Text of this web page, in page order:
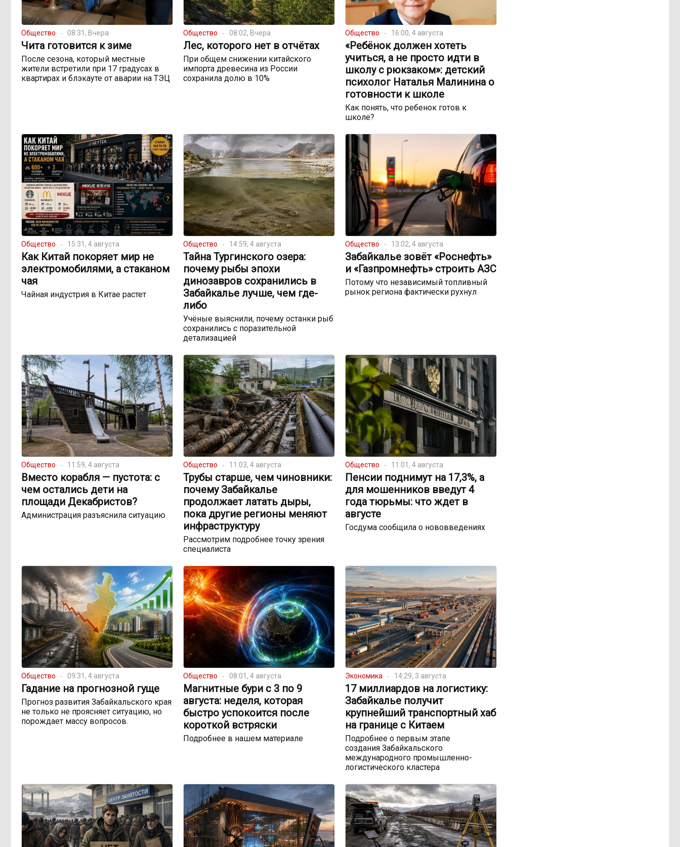
Общество 08:31, Вчера
Чита готовится к зиме
После сезона, который местные
жители встретили при 17 градусах в
квартирах и блэкауте от аварии на ТЭЦ
Общество 08:02, Вчера
Лес, которого нет в отчётах
При общем снижении китайского
импорта древесина из России
сохранила долю в 10%
Общество 16:00, 4 августа
«Ребёнок должен хотеть
учиться, а не просто идти в
школу с рюкзаком»: детский
психолог Наталья Малинина о
готовности к школе
Как понять, что ребенок готов к
школе?
Общество 15:31, 4 августа
Как Китай покоряет мир не
электромобилями, а стаканом
чая
Чайная индустрия в Китае растет
Общество 14:59, 4 августа
Тайна Тургинского озера:
почему рыбы эпохи
динозавров сохранились в
Забайкалье лучше, чем где-
либо
Учёные выяснили, почему останки рыб
сохранились с поразительной
детализацией
Общество 13:02, 4 августа
Забайкалье зовёт «Роснефть»
и «Газпромнефть» строить АЗС
Потому что независимый топливный
рынок региона фактически рухнул
Общество 11:59, 4 августа
Вместо корабля — пустота: с
чем остались дети на
площади Декабристов?
Администрация разъяснила ситуацию
Общество 11:03, 4 августа
Трубы старше, чем чиновники:
почему Забайкалье
продолжает латать дыры,
пока другие регионы меняют
инфраструктуру
Рассмотрим подробнее точку зрения
специалиста
Общество 11:01, 4 августа
Пенсии поднимут на 17,3%, а
для мошенников введут 4
года тюрьмы: что ждет в
августе
Госдума сообщила о нововведениях
Общество 09:31, 4 августа
Гадание на прогнозной гуще
Прогноз развития Забайкальского края
не только не проясняет ситуацию, но
порождает массу вопросов.
Общество 08:01, 4 августа
Магнитные бури с 3 по 9
августа: неделя, которая
быстро успокоится после
короткой встряски
Подробнее в нашем материале
Экономика 14:29, 3 августа
17 миллиардов на логистику:
Забайкалье получит
крупнейший транспортный хаб
на границе с Китаем
Подробнее о первым этапе
создания Забайкальского
международного промышленно-
логистического кластера